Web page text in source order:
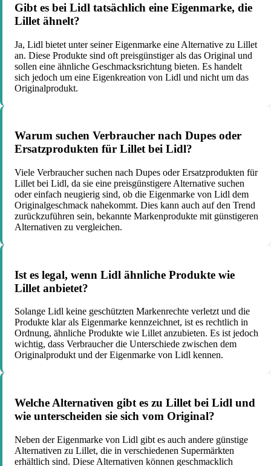
Gibt es bei Lidl tatsächlich eine Eigenmarke, die
Lillet ähnelt?
Ja, Lidl bietet unter seiner Eigenmarke eine Alternative zu Lillet
an. Diese Produkte sind oft preisgünstiger als das Original und
sollen eine ähnliche Geschmacksrichtung bieten. Es handelt
sich jedoch um eine Eigenkreation von Lidl und nicht um das
Originalprodukt.
Warum suchen Verbraucher nach Dupes oder
Ersatzprodukten für Lillet bei Lidl?
Viele Verbraucher suchen nach Dupes oder Ersatzprodukten für
Lillet bei Lidl, da sie eine preisgünstigere Alternative suchen
oder einfach neugierig sind, ob die Eigenmarke von Lidl dem
Originalgeschmack nahekommt. Dies kann auch auf den Trend
zurückzuführen sein, bekannte Markenprodukte mit günstigeren
Alternativen zu vergleichen.
Ist es legal, wenn Lidl ähnliche Produkte wie
Lillet anbietet?
Solange Lidl keine geschützten Markenrechte verletzt und die
Produkte klar als Eigenmarke kennzeichnet, ist es rechtlich in
Ordnung, ähnliche Produkte wie Lillet anzubieten. Es ist jedoch
wichtig, dass Verbraucher die Unterschiede zwischen dem
Originalprodukt und der Eigenmarke von Lidl kennen.
Welche Alternativen gibt es zu Lillet bei Lidl und
wie unterscheiden sie sich vom Original?
Neben der Eigenmarke von Lidl gibt es auch andere günstige
Alternativen zu Lillet, die in verschiedenen Supermärkten
erhältlich sind. Diese Alternativen können geschmacklich